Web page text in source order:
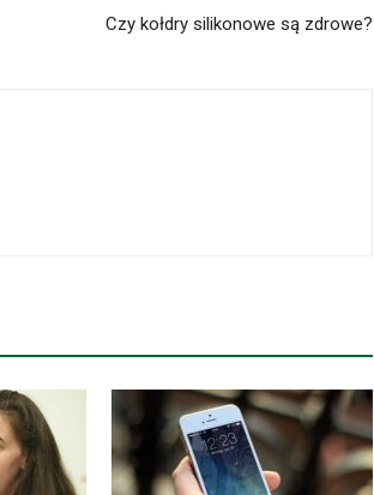
Czy kołdry silikonowe są zdrowe?